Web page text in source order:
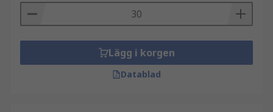
Lägg i korgen
Datablad